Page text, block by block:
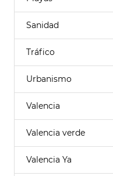
Sanidad
Tráfico
Urbanismo
Valencia
Valencia verde
Valencia Ya